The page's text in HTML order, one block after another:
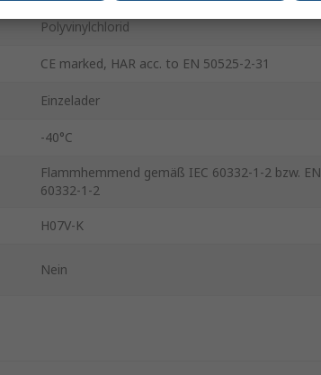
Polyvinylchlorid
CE marked, HAR acc. to EN 50525-2-31
Einzelader
-40°C
Flammhemmend gemäß IEC 60332-1-2 bzw. EN
60332-1-2
H07V-K
Nein